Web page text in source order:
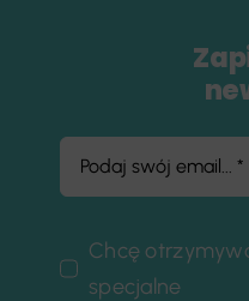
Chcę
specjalne